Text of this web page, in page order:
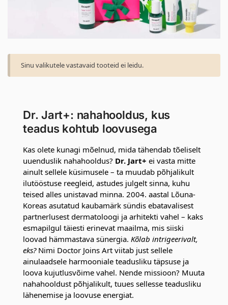
Sinu valikutele vastavaid tooteid ei leidu.
Dr. Jart+: nahahooldus, kus
teadus kohtub loovusega
Kas olete kunagi mõelnud, mida tähendab tõeliselt
uuenduslik nahahooldus? Dr. Jart+ ei vasta mitte
ainult sellele küsimusele – ta muudab põhjalikult
ilutööstuse reegleid, astudes julgelt sinna, kuhu
teised alles unistavad minna. 2004. aastal Lõuna-
Koreas asutatud kaubamärk sündis ebatavalisest
partnerlusest dermatoloogi ja arhitekti vahel – kaks
esmapilgul täiesti erinevat maailma, mis siiski
loovad hämmastava sünergia. Kõlab intrigeerivalt,
eks?Nimi Doctor Joins Art viitab just sellele
ainulaadsele harmooniale teadusliku täpsuse ja
loova kujutlusvõime vahel. Nende missioon? Muuta
nahahooldust põhjalikult, tuues sellesse teadusliku
lähenemise ja loovuse energiat.